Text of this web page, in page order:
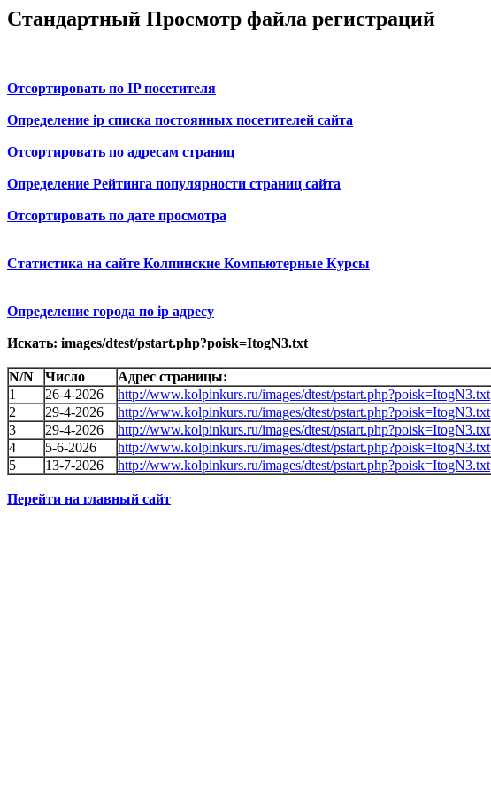
Стандартный Просмотр файла регистраций
Отсортировать по IP посетителя
Определение ip списка постоянных посетителей сайта
Отсортировать по адресам страниц
Определение Рейтинга популярности страниц сайта
Отсортировать по дате просмотра
Статистика на сайте Колпинские Компьютерные Курсы
Определение города по ip адресу
Искать: images/dtest/pstart.php?poisk=ItogN3.txt
N/N Число Адрес страницы:
1
26-4-2026 http://www.kolpinkurs.ru/images/dtest/pstart.php?poisk=ItogN3.txt
2
29-4-2026 http://www.kolpinkurs.ru/images/dtest/pstart.php?poisk=ItogN3.txt
3
29-4-2026 http://www.kolpinkurs.ru/images/dtest/pstart.php?poisk=ItogN3.txt
4
5-6-2026 http://www.kolpinkurs.ru/images/dtest/pstart.php?poisk=ItogN3.txt
5
13-7-2026 http://www.kolpinkurs.ru/images/dtest/pstart.php?poisk=ItogN3.txt
Перейти на главный сайт